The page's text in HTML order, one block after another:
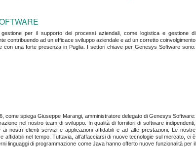
per il supporto dei processi aziendali, come logistica e gestione di
contribuendo ad un efficace sviluppo aziendale e ad un corretto coinvolgimento
con una forte presenza in Puglia. I settori chiave per Genesys Software sono:
come spiega Giuseppe Marangi, amministratore delegato di Genesys Software:
nel nostro team di sviluppo. In qualità di fornitori di software indipendenti,
nostri clienti servizi e applicazioni affidabili e ad alte prestazioni. Le nostre
nel tempo. Tuttavia, all’affacciarsi di nuove tecnologie sul mercato, ci è
linguaggi di programmazione come Java hanno offerto nuove funzionalità per il